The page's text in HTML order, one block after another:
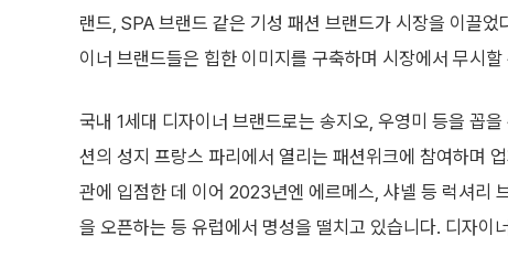
랜드, SPA 브랜드 같은 기성 패션 브랜드가 시장을 이끌
이너 브랜드들은 힙한 이미지를 구축하며 시장에서 무시
국내 1세대 디자이너 브랜드로는 송지오, 우영미 등을 꼽
션의 성지 프랑스 파리에서 열리는 패션위크에 참여하며
관에 입점한 데 이어 2023년엔 에르메스, 샤넬 등 럭셔리
을 오픈하는 등 유럽에서 명성을 떨치고 있습니다. 디자이